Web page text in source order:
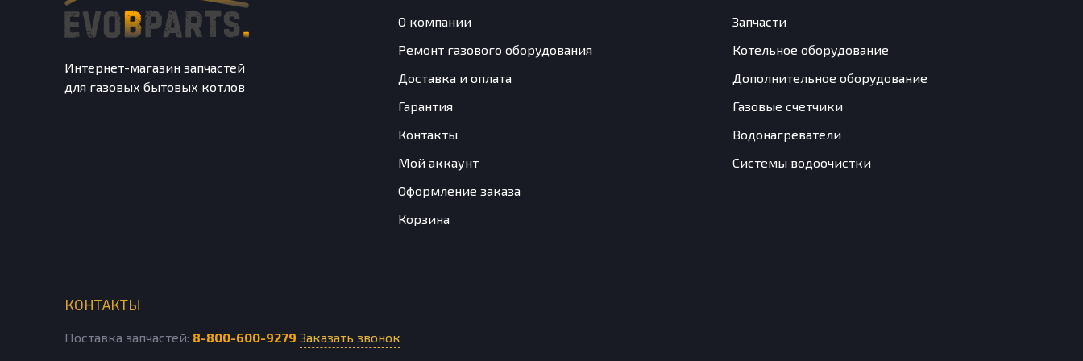
Интернет-магазин запчастей
для газовых бытовых котлов
О компании
Ремонт газового оборудования
Доставка и оплата
Гарантия
Контакты
Мой аккаунт
Оформление заказа
Корзина
Запчасти
Котельное оборудование
Дополнительное оборудование
Газовые счетчики
Водонагреватели
Системы водоочистки
КОНТАКТЫ
Поставка запчастей: 8-800-600-9279 Заказать звонок